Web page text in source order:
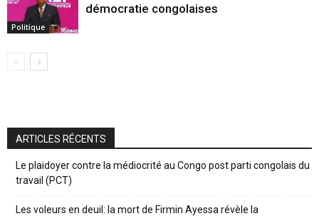
Politique
démocratie congolaises
ARTICLES RÉCENTS
Le plaidoyer contre la médiocrité au Congo post parti congolais du
travail (PCT)
Les voleurs en deuil: la mort de Firmin Ayessa révèle la